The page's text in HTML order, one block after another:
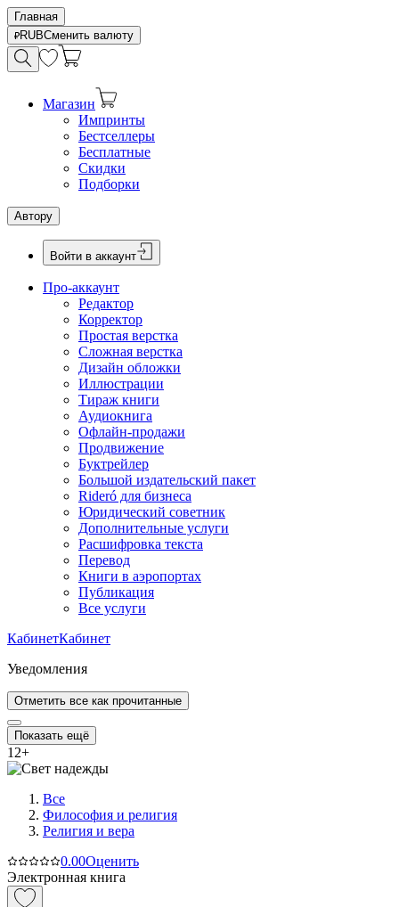
Главная
RUBСменить валюту
Магазин
Импринты
Бестселлеры
Бесплатные
Скидки
Подборки
Автору
Войти в аккаунт
Про-аккаунт
Редактор
Корректор
Простая верстка
Сложная верстка
Дизайн обложки
Иллюстрации
Тираж книги
Аудиокнига
Офлайн-продажи
Продвижение
Буктрейлер
Большой издательский пакет
Rideró для бизнеса
Юридический советник
Дополнительные услуги
Расшифровка текста
Перевод
Книги в аэропортах
Публикация
Все услуги
КабинетКабинет
Уведомления
Отметить все как прочитанные
Показать ещё
12+
Все
Философия и религия
Религия и вера
0.00Оценить
Электронная книга